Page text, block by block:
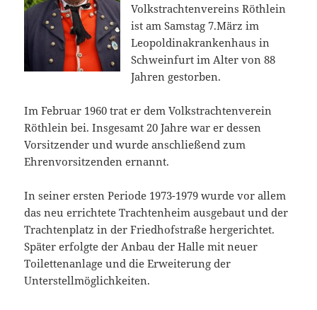
Volkstrachtenvereins Röthlein
ist am Samstag 7.März im
Leopoldinakrankenhaus in
Schweinfurt im Alter von 88
Jahren gestorben.
Im Februar 1960 trat er dem Volkstrachtenverein
Röthlein bei. Insgesamt 20 Jahre war er dessen
Vorsitzender und wurde anschließend zum
Ehrenvorsitzenden ernannt.
In seiner ersten Periode 1973-1979 wurde vor allem
das neu errichtete Trachtenheim ausgebaut und der
Trachtenplatz in der Friedhofstraße hergerichtet.
Später erfolgte der Anbau der Halle mit neuer
Toilettenanlage und die Erweiterung der
Unterstellmöglichkeiten.